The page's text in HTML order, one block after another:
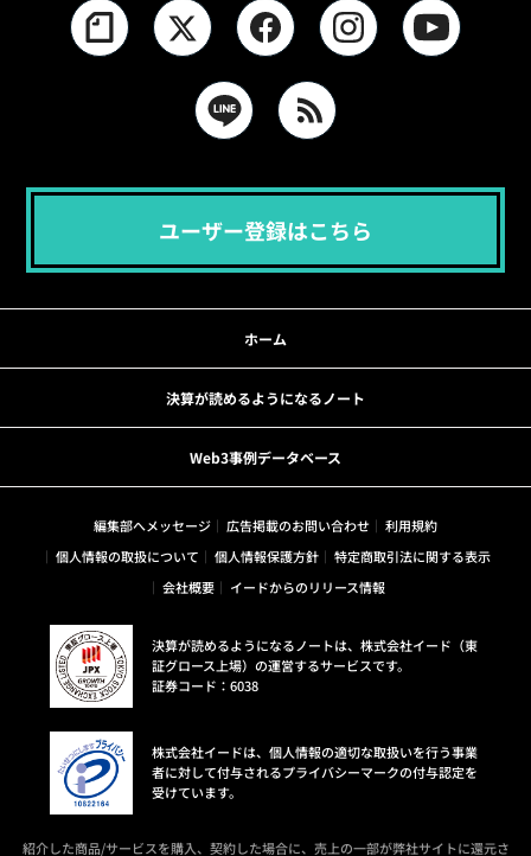
ユーザー登録はこちら
ホーム
決算が読めるようになるノート
Web3事例データベース
編集部へメッセージ 広告掲載のお問い合わせ
利用規約
個人情報の取扱について
個人情報保護方針
特定商取引法に関する表示
会社概要
イードからのリリース情報
決算が読めるようになるノートは、株式会社イード（東
証グロース上場）の運営するサービスです。
証券コード：6038
株式会社イードは、個人情報の適切な取扱いを行う事業
者に対して付与されるプライバシーマークの付与認定を
受けています。
紹介した商品/サービスを購入、契約した場合に、売上の一部が弊社サイトに還元さ